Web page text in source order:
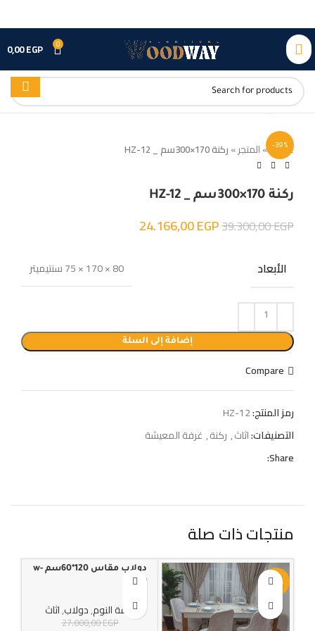
0
0,00EGP
-39%
Click to enlarge
Home
» المتجر» ركنة 170×300سم _ HZ-12
ركنة 170×300سم _ HZ-12
39.300,00EGP
24.166,00EGP
الأبعاد 80 × 170 × 75 سنتيميتر
إضافة إلى السلة
Compare
رمز المنتج:HZ-12
التصنيفات:اثاث, ركنة, غرفة المعيشة
Share:
منتجات ذات صلة
-25%
-44%
دولاب مقاس 120*60سم w-
59
غرفة النوم,دولاب,اثاث
27.000,00EGP